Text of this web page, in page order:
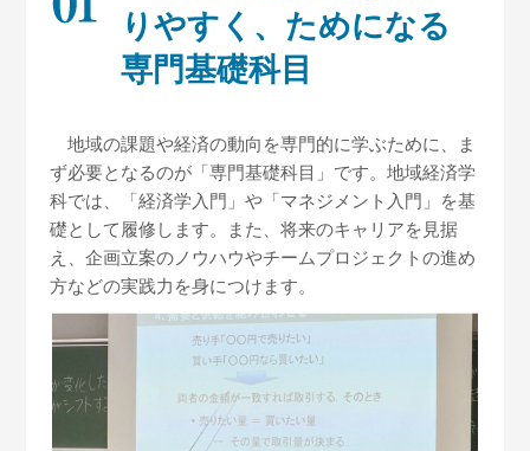
りやすく、ためになる
専門基礎科目
地域の課題や経済の動向を専門的に学ぶために、ま
ず必要となるのが「専門基礎科目」です。地域経済学
科では、「経済学入門」や「マネジメント入門」を基
礎として履修します。また、将来のキャリアを見据
え、企画立案のノウハウやチームプロジェクトの進め
方などの実践力を身につけます。